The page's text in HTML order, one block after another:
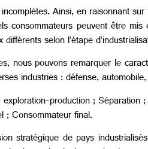
Ainsi, en raisonnant
consommateurs peuvent être
selon l’étape
nous pouvons remarquer le
industries : défense,
production ;
; Consommateur final.
stratégique de pays